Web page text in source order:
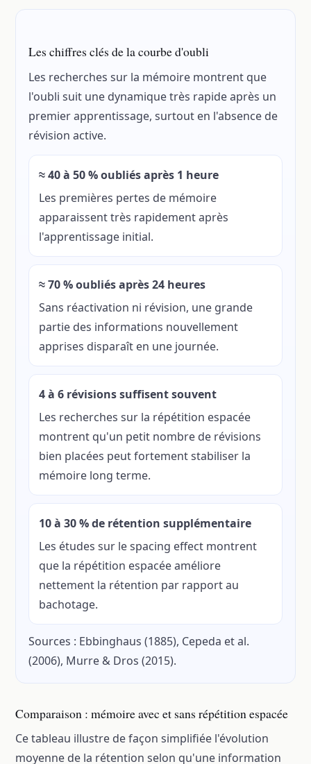
Les chiffres clés de la courbe d'oubli
Les recherches sur la mémoire montrent que
l'oubli suit une dynamique très rapide après un
premier apprentissage, surtout en l'absence de
révision active.
≈ 40 à 50 % oubliés après 1 heure
Les premières pertes de mémoire
apparaissent très rapidement après
l'apprentissage initial.
≈ 70 % oubliés après 24 heures
Sans réactivation ni révision, une grande
partie des informations nouvellement
apprises disparaît en une journée.
4 à 6 révisions suffisent souvent
Les recherches sur la répétition espacée
montrent qu'un petit nombre de révisions
bien placées peut fortement stabiliser la
mémoire long terme.
10 à 30 % de rétention supplémentaire
Les études sur le spacing effect montrent
que la répétition espacée améliore
nettement la rétention par rapport au
bachotage.
Sources : Ebbinghaus (1885), Cepeda et al.
(2006), Murre & Dros (2015).
Comparaison : mémoire avec et sans répétition espacée
Ce tableau illustre de façon simplifiée l'évolution
moyenne de la rétention selon qu'une information